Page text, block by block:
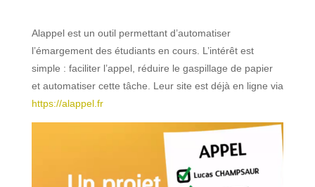
Alappel est un outil permettant d’automatiser
l’émargement des étudiants en cours. L’intérêt est
simple : faciliter l’appel, réduire le gaspillage de papier
et automatiser cette tâche. Leur site est déjà en ligne via
https://alappel.fr